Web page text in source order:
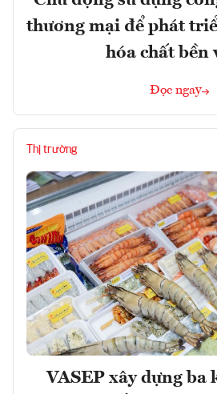
thương mại để phát
hóa chất bền
Đọc ngay
Thị trường
VASEP xây dựng ba